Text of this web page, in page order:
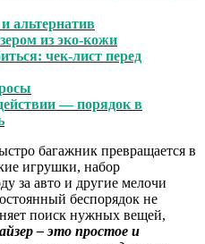
альтернатив
из эко-кожи
чек-лист перед
— порядок в
багажник превращается в
игрушки, набор
за авто и другие мелочи
беспорядок не
поиск нужных вещей,
– это простое и